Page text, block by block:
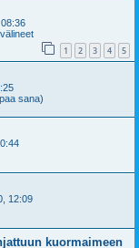
1 2 3 4 5
sana)
12:09
kuormaimeen